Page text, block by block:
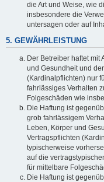
die Art und Weise, wie
insbesondere die
untersagen oder auf
5. GEWÄHRLEISTUNG
Der Betreiber haftet mit
und Gesundheit und
(Kardinalpflichten) nur
fahrlässiges Verhalten
Folgeschäden wie
Die Haftung ist
grob fahrlässigem
Leben, Körper und
Vertragspflichten
typischerweise
auf die
für mittelbare
Die Haftung ist